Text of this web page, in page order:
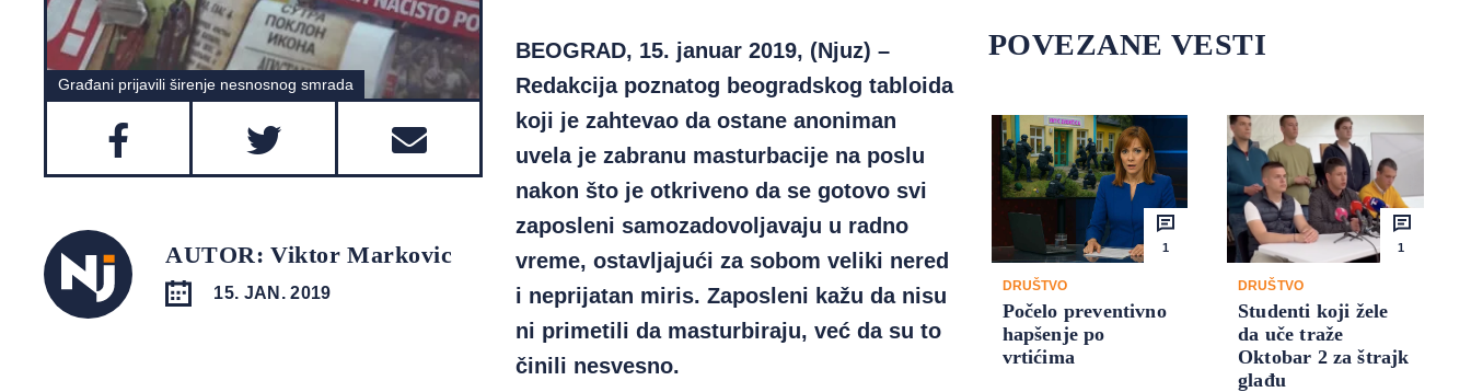
Građani prijavili širenje nesnosnog smrada
AUTOR: Viktor Markovic
15. JAN. 2019
BEOGRAD, 15. januar 2019, (Njuz) –
Redakcija poznatog beogradskog tabloida
koji je zahtevao da ostane anoniman
uvela je zabranu masturbacije na poslu
nakon što je otkriveno da se gotovo svi
zaposleni samozadovoljavaju u radno
vreme, ostavljajući za sobom veliki nered
i neprijatan miris. Zaposleni kažu da nisu
ni primetili da masturbiraju, već da su to
činili nesvesno.
POVEZANE VESTI
1
DRUŠTVO
Počelo preventivno
hapšenje po
vrtićima
1
DRUŠTVO
Studenti koji žele
da uče traže
Oktobar 2 za štrajk
glađu